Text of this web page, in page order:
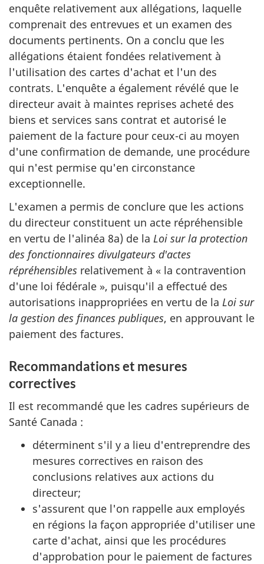
enquête relativement aux allégations, laquelle
comprenait des entrevues et un examen des
documents pertinents. On a conclu que les
allégations étaient fondées relativement à
l'utilisation des cartes d'achat et l'un des
contrats. L'enquête a également révélé que le
directeur avait à maintes reprises acheté des
biens et services sans contrat et autorisé le
paiement de la facture pour ceux-ci au moyen
d'une confirmation de demande, une procédure
qui n'est permise qu'en circonstance
exceptionnelle.
L'examen a permis de conclure que les actions
du directeur constituent un acte répréhensible
en vertu de l'alinéa 8a) de la Loi sur la protection
des fonctionnaires divulgateurs d'actes
répréhensibles relativement à « la contravention
d'une loi fédérale », puisqu'il a effectué des
autorisations inappropriées en vertu de la Loi sur
la gestion des finances publiques, en approuvant le
paiement des factures.
Recommandations et mesures
correctives
Il est recommandé que les cadres supérieurs de
Santé Canada :
déterminent s'il y a lieu d'entreprendre des
mesures correctives en raison des
conclusions relatives aux actions du
directeur;
s'assurent que l'on rappelle aux employés
en régions la façon appropriée d'utiliser une
carte d'achat, ainsi que les procédures
d'approbation pour le paiement de factures